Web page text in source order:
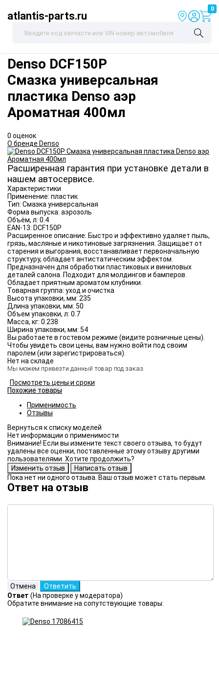
atlantis-parts.ru
0
Denso DCF150P
Смазка универсальная
пластика Denso аэр
Ароматная 400мл
0 оценок
О бренде Denso
Расширенная гарантия при установке детали в
нашем автосервисе.
Характеристики
Применение: пластик
Тип: Смазка универсальная
Форма выпуска: аэрозоль
Объём, л: 0.4
EAN-13: DCF150P
Расширенное описание: Быстро и эффективно удаляет пыль,
грязь, масляные и никотиновые загрязнения. Защищает от
старения и выгорания, восстанавливает первоначальную
структуру, обладает антистатическим эффектом.
Предназначен для обработки пластиковых и виниловых
деталей салона. Подходит для молдингов и бамперов.
Обладает приятным ароматом клубники.
Товарная группа: уход и очистка
Высота упаковки, мм: 235
Длина упаковки, мм: 50
Объем упаковки, л: 0.7
Масса, кг: 0.238
Ширина упаковки, мм: 54
Вы работаете в гостевом режиме (видите розничные цены).
Чтобы увидеть свои цены, вам нужно войти под своим
паролем (или зарегистрироваться).
Нет на складе
Мы можем привезти данный товар под заказ.
Посмотреть цены и сроки
Похожие товары
Применимость
Отзывы
Нет информации о применимости
Внимание! Если вы измените текст своего отзыва, то будут
удалены все оценки, поставленные этому отзыву другими
пользователями. Хотите продолжить?
Пока нет ни одного отзыва. Ваш отзыв может стать первым.
Ответ на отзыв
Ответ (На проверке у модератора)
Обратите внимание на сопутствующие товары: